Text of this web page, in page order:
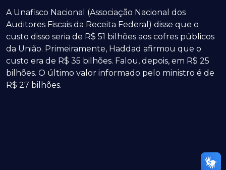
A Unafisco Nacional (Associação Nacional dos
Auditores Fiscais da Receita Federal) disse que o
custo disso seria de R$ 51 bilhões aos cofres públicos
da União. Primeiramente, Haddad afirmou que o
custo era de R$ 35 bilhões. Falou, depois, em R$ 25
bilhões. O último valor informado pelo ministro é de
R$ 27 bilhões.